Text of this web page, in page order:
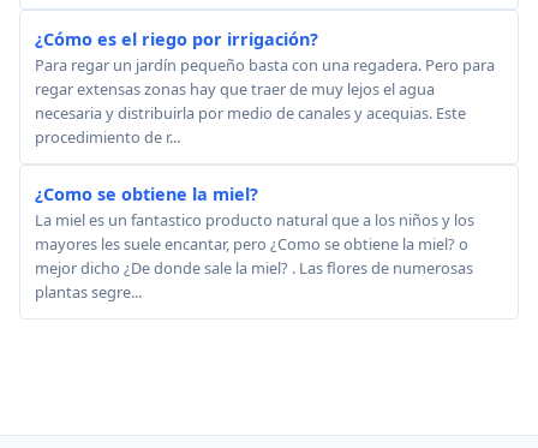
¿Cómo es el riego por irrigación?
Para regar un jardín pequeño basta con una regadera. Pero para
regar extensas zonas hay que traer de muy lejos el agua
necesaria y distribuirla por medio de canales y acequias. Este
procedimiento de r...
¿Como se obtiene la miel?
La miel es un fantastico producto natural que a los niños y los
mayores les suele encantar, pero ¿Como se obtiene la miel? o
mejor dicho ¿De donde sale la miel? . Las flores de numerosas
plantas segre...